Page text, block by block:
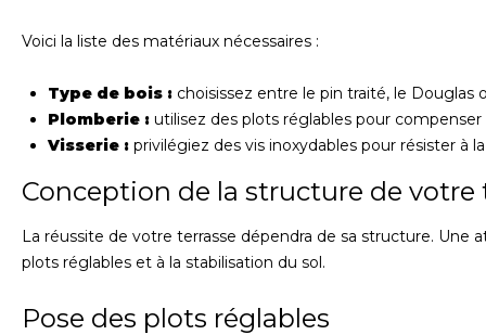
Voici la liste des matériaux nécessaires :
Type de bois : choisissez entre le pin traité, le Douglas
Plomberie : utilisez des plots réglables pour compenser
Visserie : privilégiez des vis inoxydables pour résister à
Conception de la structure de votre
La réussite de votre terrasse dépendra de sa structure.
plots réglables et à la stabilisation du sol.
Pose des plots réglables